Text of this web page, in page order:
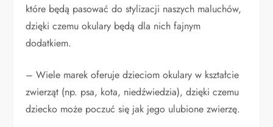
które będą pasować do stylizacji naszych maluchów,
dzięki czemu okulary będą dla nich fajnym
dodatkiem.
– Wiele marek oferuje dzieciom okulary w kształcie
zwierząt (np. psa, kota, niedźwiedzia), dzięki czemu
dziecko może poczuć się jak jego ulubione zwierzę.